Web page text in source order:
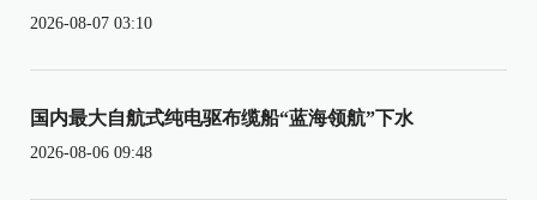
2026-08-07 03:10
国内最大自航式纯电驱布缆船“蓝海领航”下水
2026-08-06 09:48